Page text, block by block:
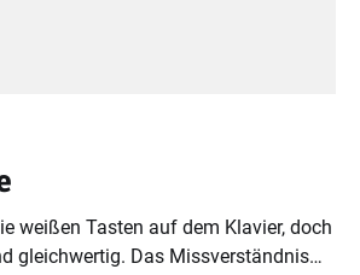
weißen Tasten auf dem Klavier, doch
gleichwertig. Das Missverständnis